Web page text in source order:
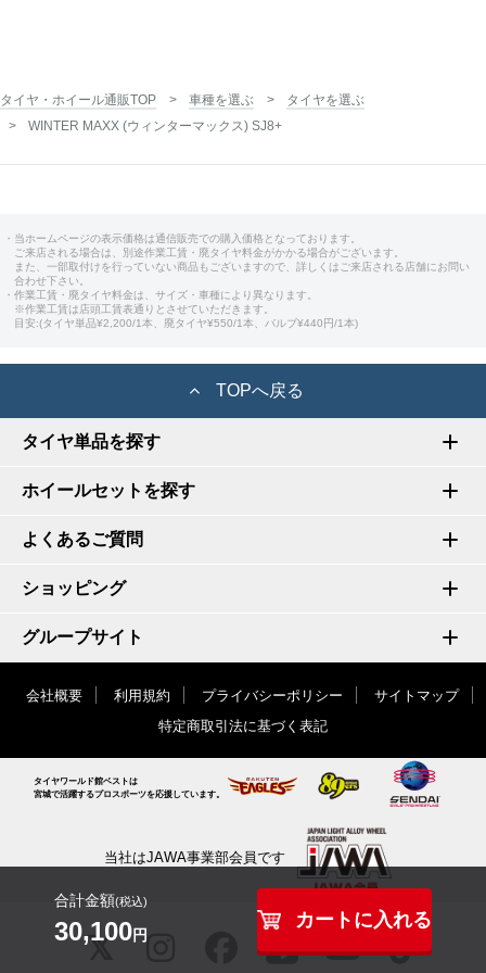
合計金額(税込)
30,100円
カートに入れる
タイヤ・ホイール通販TOP 車種を選ぶ
タイヤを選ぶ
WINTER MAXX (ウィンターマックス) SJ8+
・当ホームページの表示価格は通信販売での購入価格となっております。
ご来店される場合は、別途作業工賃・廃タイヤ料金がかかる場合がございます。
また、一部取付けを行っていない商品もございますので、詳しくはご来店される店舗にお問い
合わせ下さい。
・作業工賃・廃タイヤ料金は、サイズ・車種により異なります。
※作業工賃は店頭工賃表通りとさせていただきます。
目安:(タイヤ単品¥2,200/1本、廃タイヤ¥550/1本、バルブ¥440円/1本)
TOPへ戻る
タイヤ単品を探す
ホイールセットを探す
よくあるご質問
ショッピング
グループサイト
会社概要 利用規約 プライバシーポリシー
サイトマップ
特定商取引法に基づく表記
タイヤワールド館ベストは
宮城で活躍するプロスポーツを応援しています。
当社はJAWA事業部会員です